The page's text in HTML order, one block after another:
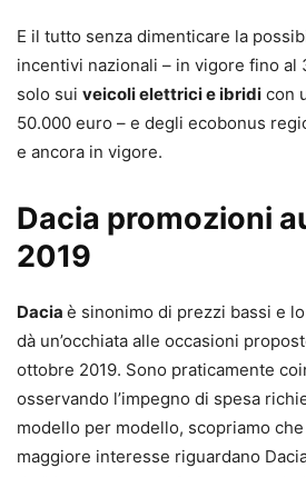
E il tutto senza dimenticare la
incentivi nazionali – in vigore fino al
solo sui veicoli elettrici e ibridi con
50.000 euro – e degli ecobonus
e ancora in vigore.
Dacia promozioni
2019
Dacia è sinonimo di prezzi bassi e
dà un’occhiata alle occasioni
ottobre 2019. Sono praticamente
osservando l’impegno di spesa
modello per modello, scopriamo
maggiore interesse riguardano